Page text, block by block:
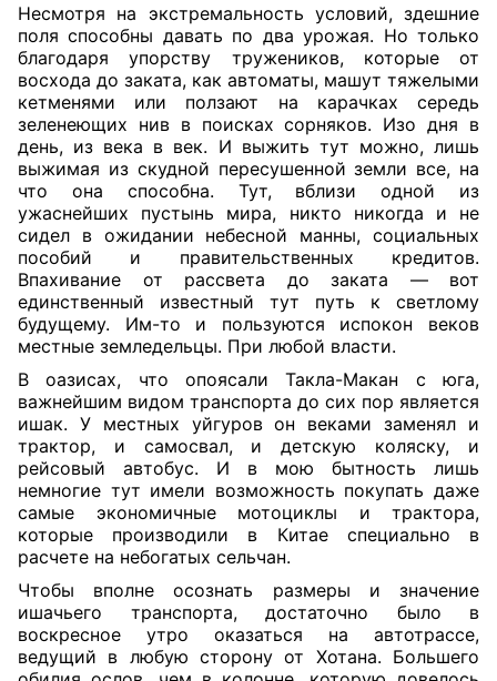
Несмотря на экстремальность условий, здешние
поля способны давать по два урожая. Но только
благодаря упорству тружеников, которые от
восхода до заката, как автоматы, машут тяжелыми
кетменями или ползают на карачках середь
зеленеющих нив в поисках сорняков. Изо дня в
день, из века в век. И выжить тут можно, лишь
выжимая из скудной пересушенной земли все, на
что она способна. Тут, вблизи одной из
ужаснейших пустынь мира, никто никогда и не
сидел в ожидании небесной манны, социальных
пособий и правительственных кредитов.
Впахивание от рассвета до заката — вот
единственный известный тут путь к светлому
будущему. Им-то и пользуются испокон веков
местные земледельцы. При любой власти.
В оазисах, что опоясали Такла-Макан с юга,
важнейшим видом транспорта до сих пор является
ишак. У местных уйгуров он веками заменял и
трактор, и самосвал, и детскую коляску, и
рейсовый автобус. И в мою бытность лишь
немногие тут имели возможность покупать даже
самые экономичные мотоциклы и трактора,
которые производили в Китае специально в
расчете на небогатых сельчан.
Чтобы вполне осознать размеры и значение
ишачьего транспорта, достаточно было в
воскресное утро оказаться на автотрассе,
ведущий в любую сторону от Хотана. Большего